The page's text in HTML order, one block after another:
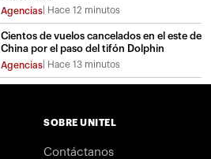
Agencias Hace 12 minutos
Agencias Hace 13 minutos
Cientos de vuelos cancelados en el este de
China por el paso del tifón Dolphin
SOBRE UNITEL
Contáctanos